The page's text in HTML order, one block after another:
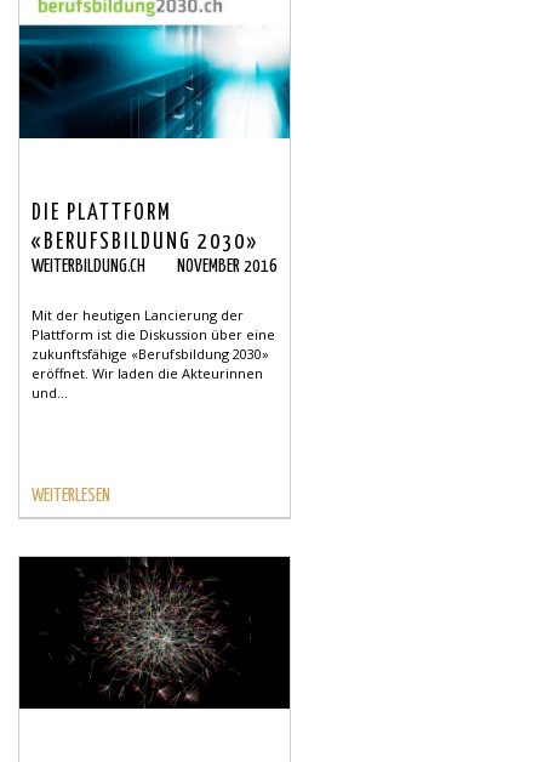
DIE PLATTFORM
«BERUFSBILDUNG 2030»
IST ERÖFFNET
WEITERBILDUNG.CH NOVEMBER 2016
Mit der heutigen Lancierung der
Plattform ist die Diskussion über eine
zukunftsfähige «Berufsbildung 2030»
eröffnet. Wir laden die Akteurinnen
und...
WEITERLESEN